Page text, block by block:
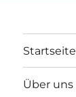
Startseite
Über uns